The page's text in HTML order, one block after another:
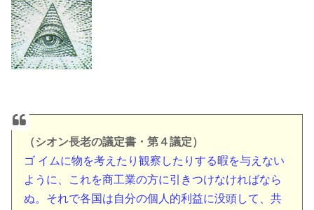
（シオン長老の議定書・第４議定）
ゴ イムに物を考えたり観察したりする暇を与えない
ように、これを商工業の方に引きつけなければなら
ぬ。それで各国は自分の個人的利益に没頭して、共